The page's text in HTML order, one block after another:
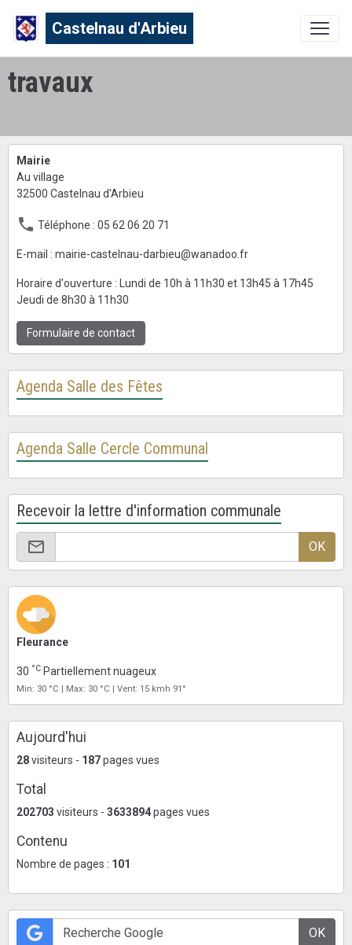
Castelnau d'Arbieu
travaux
Mairie
Au village
32500 Castelnau d'Arbieu
Téléphone : 05 62 06 20 71
E-mail : mairie-castelnau-darbieu@wanadoo.fr
Horaire d'ouverture : Lundi de 10h à 11h30 et 13h45 à 17h45
Jeudi de 8h30 à 11h30
Formulaire de contact
Agenda Salle des Fêtes
Agenda Salle Cercle Communal
Recevoir la lettre d'information communale
OK
Fleurance
30 °C Partiellement nuageux
Min: 30 °C | Max: 30 °C | Vent: 15 kmh 91°
Aujourd'hui
28visiteurs - 187pages vues
Total
202703 visiteurs - 3633894pages vues
Contenu
Nombre de pages : 101
OK